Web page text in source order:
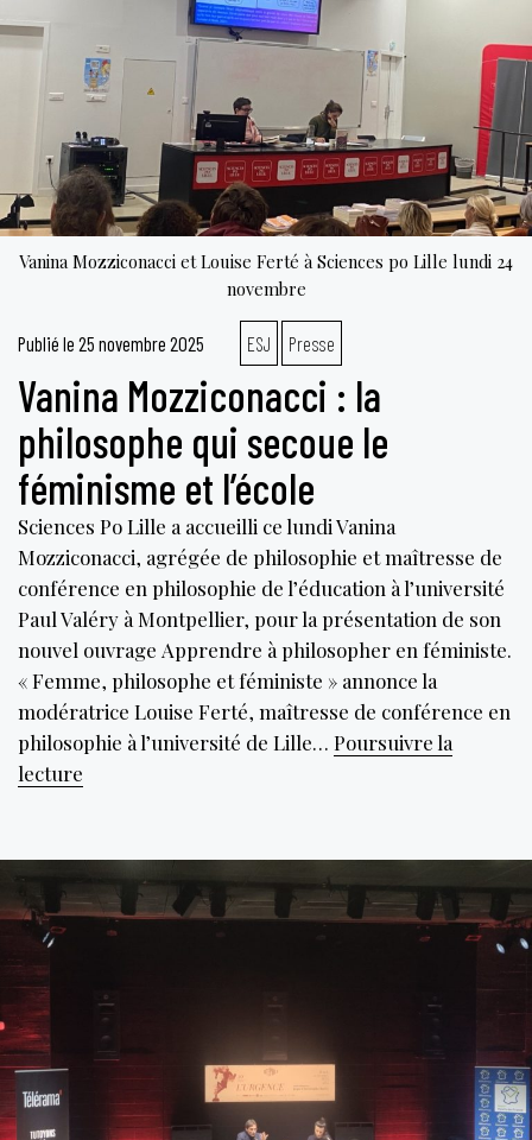
Vanina Mozziconacci et Louise Ferté à Sciences po Lille lundi 24
novembre
Publié le 25 novembre 2025 ESJ Presse
Vanina Mozziconacci : la
philosophe qui secoue le
féminisme et l’école
Sciences Po Lille a accueilli ce lundi Vanina
Mozziconacci, agrégée de philosophie et maîtresse de
conférence en philosophie de l’éducation à l’université
Paul Valéry à Montpellier, pour la présentation de son
nouvel ouvrage Apprendre à philosopher en féministe.
« Femme, philosophe et féministe » annonce la
modératrice Louise Ferté, maîtresse de conférence en
philosophie à l’université de Lille… Poursuivre la
lecture
philosophe
qui
secoue
l’école